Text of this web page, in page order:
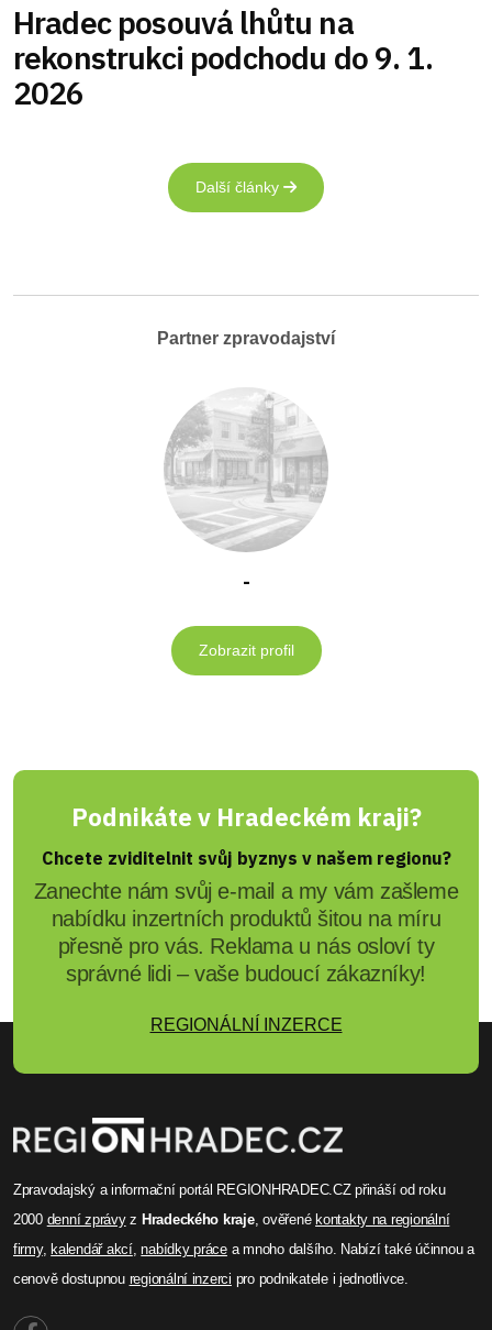
Hradec posouvá lhůtu na
rekonstrukci podchodu do 9. 1.
2026
Další články
Partner zpravodajství
-
Zobrazit profil
Podnikáte v Hradeckém kraji?
Chcete zviditelnit svůj byznys v našem regionu?
Zanechte nám svůj e-mail a my vám zašleme
nabídku inzertních produktů šitou na míru
přesně pro vás. Reklama u nás osloví ty
správné lidi – vaše budoucí zákazníky!
REGIONÁLNÍ INZERCE
Zpravodajský a informační portál REGIONHRADEC.CZ přináší od roku
2000 denní zprávyz Hradeckého kraje, ověřené kontakty na regionální
firmy, kalendář akcí,nabídky prácea mnoho dalšího. Nabízí také účinnou a
cenově dostupnou regionální inzerci pro podnikatele i jednotlivce.